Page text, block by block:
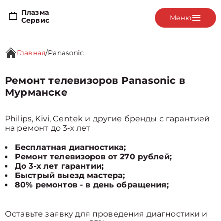
Плазма
Сервис
Меню
Главная/Panasonic
Ремонт телевизоров Panasonic в
Мурманске
Philips, Kivi, Centek и другие бренды с гарантией
на ремонт до 3-х лет
Бесплатная диагностика;
Ремонт телевизоров от 270 рублей;
До 3-х лет гарантии;
Быстрый выезд мастера;
80% ремонтов - в день обращения;
Оставьте заявку для проведения диагностики и